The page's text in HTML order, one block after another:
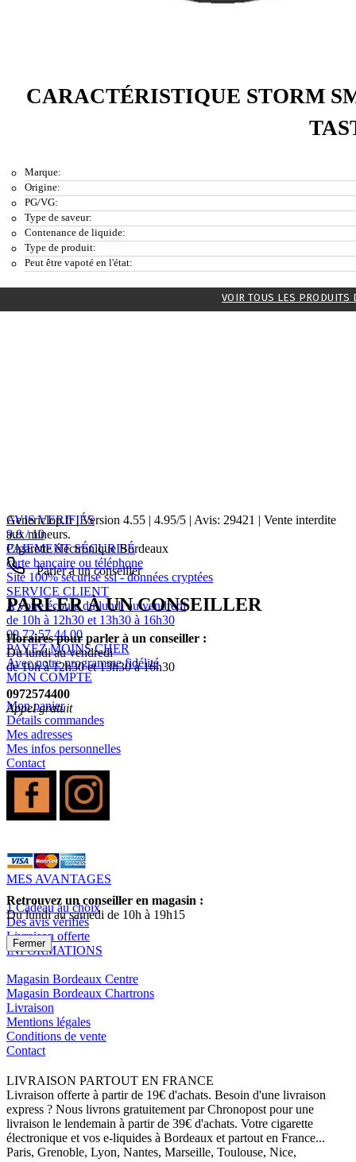
CARACTÉRISTIQUE STORM
Marque:
Origine:
PG/VG:
Type de saveur:
Contenance de liquide:
Type de produit:
Peut être vapoté en l'état:
VOIR TOUS LES PRODUITS
AVIS VERIFIÉS
9.8 / 10
PAIEMENT SÉCURISÉ
carte bancaire ou téléphone
Site 100% sécurisé ssl - données cryptées
SERVICE CLIENT
A votre écoute du lundi au vendredi
de 10h à 12h30 et 13h30 à 16h30
09 72 57 44 00
PAYEZ MOINS CHER
Avec notre programme fidélité
MON COMPTE
Mon panier
Détails commandes
Mes adresses
Mes infos personnelles
Contact
MES AVANTAGES
1 Cadeau au choix
Des avis vérifiés
Livraison offerte
INFORMATIONS
Magasin Bordeaux Centre
Magasin Bordeaux Chartrons
Livraison
Mentions légales
Conditions de vente
Contact
LIVRAISON PARTOUT EN FRANCE
Livraison offerte à partir de 19€ d'achats. Besoin d'une livraison
express ? Nous livrons gratuitement par Chronopost pour une
livraison le lendemain à partir de 39€ d'achats. Votre cigarette
électronique et vos e-liquides à Bordeaux et partout en France...
Paris, Grenoble, Lyon, Nantes, Marseille, Toulouse, Nice,
Genericlop.fr|Version 4.55 4.95/5 | Avis: 29421 | Vente interdite
aux mineurs.
Cigarette électronique Bordeaux
Parler à un conseiller
PARLER À UN CONSEILLER
Horaires pour parler à un conseiller :
Du lundi au vendredi
de 10h à 12h30 et 13h30 à 16h30
0972574400
Appel gratuit
Retrouvez un conseiller en magasin :
Du lundi au samedi de 10h à 19h15
Fermer